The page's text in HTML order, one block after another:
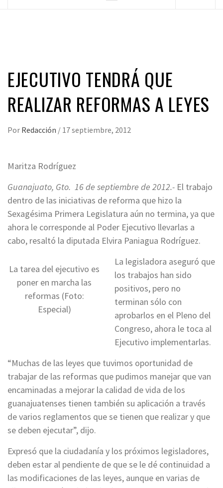
EJECUTIVO TENDRÁ QUE
REALIZAR REFORMAS A LEYES
Por Redacción / 17 septiembre, 2012
Maritza Rodríguez
Guanajuato, Gto. 16 de septiembre de 2012.- El trabajo
dentro de las iniciativas de reforma que hizo la
Sexagésima Primera Legislatura aún no termina, ya que
ahora le corresponde al Poder Ejecutivo llevarlas a
cabo, resaltó la diputada Elvira Paniagua Rodríguez.
La tarea del ejecutivo es
poner en marcha las
reformas (Foto:
Especial)
La legisladora aseguró que
los trabajos han sido
positivos, pero no
terminan sólo con
aprobarlos en el Pleno del
Congreso, ahora le toca al
Ejecutivo implementarlas.
“Muchas de las leyes que tuvimos oportunidad de
trabajar de las reformas que pudimos manejar que van
encaminadas a mejorar la calidad de vida de los
guanajuatenses tienen también su aplicación a través
de varios reglamentos que se tienen que realizar y que
se deben ejecutar”, dijo.
Expresó que la ciudadanía y los próximos legisladores,
deben estar al pendiente de que se le dé continuidad a
las modificaciones de las leyes, aunque en varias de